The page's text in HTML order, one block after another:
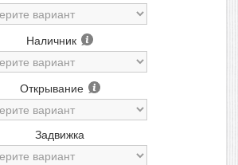
Наличник
Открывание
Задвижка